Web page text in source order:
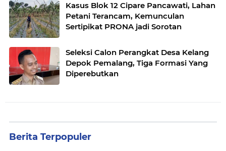
Kasus Blok 12 Cipare Pancawati, Lahan
Petani Terancam, Kemunculan
Sertipikat PRONA jadi Sorotan
Seleksi Calon Perangkat Desa Kelang
Depok Pemalang, Tiga Formasi Yang
Diperebutkan
Berita Terpopuler